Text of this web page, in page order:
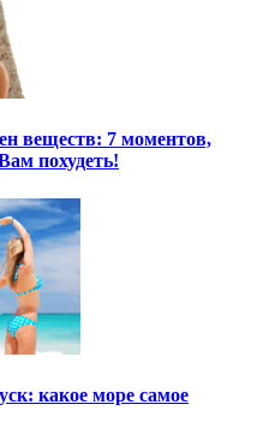
веществ: 7 моментов,
похудеть!
какое море самое